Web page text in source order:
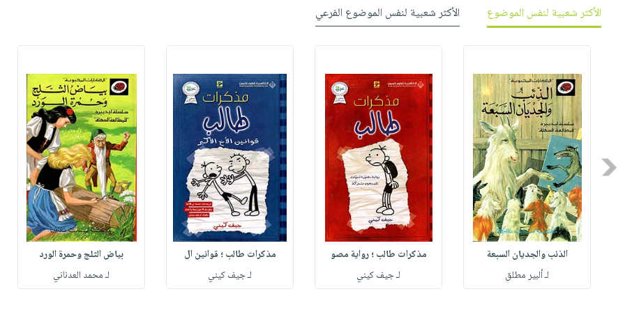
صابون
أطفال
مناسبات
فيديوهات
أسئلة
يتكرر
طرحها
خدمات
وفرات
انشر
كتابك
تواصل
عربة
الإصدارات
الأكثر شعبية لنفس الموضوع
الأكثر شعبية لنفس الموضوع الفرعي
Previous
الذئب والجديان السبعة
لـ ألبير مطلق
مذكرات طالب ؛ رواية مصو
لـ جيف كيني
مذكرات طالب ؛ قوانين ال
لـ جيف كيني
بياض الثلج وحمرة الورد
لـ محمد العدناني